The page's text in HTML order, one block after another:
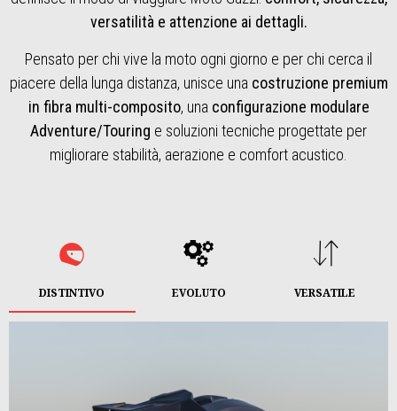
versatilità e attenzione ai dettagli.
Pensato per chi vive la moto ogni giorno e per chi cerca il
piacere della lunga distanza, unisce una costruzione premium
in fibra multi-composito, una configurazione modulare
Adventure/Touring e soluzioni tecniche progettate per
migliorare stabilità, aerazione e comfort acustico.
DISTINTIVO EVOLUTO VERSATILE